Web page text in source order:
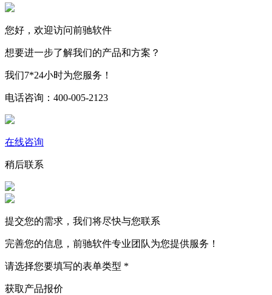
您好，欢迎访问前驰软件
想要进一步了解我们的产品和方案？
我们7*24小时为您服务！
电话咨询： 400-005-2123
在线咨询
稍后联系
提交您的需求，我们将尽快与您联系
完善您的信息，前驰软件专业团队为您提供服务！
请选择您要填写的表单类型 *
获取产品报价